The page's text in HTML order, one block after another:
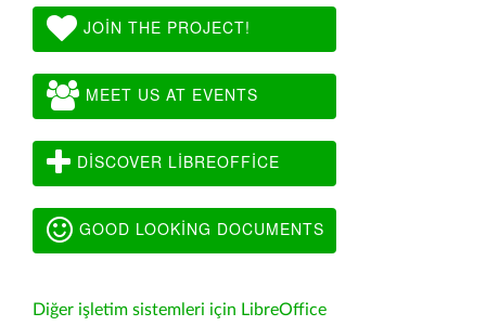
JOIN THE PROJECT!
MEET US AT EVENTS
DISCOVER LIBREOFFICE
GOOD LOOKING DOCUMENTS
Diğer işletim sistemleri için LibreOffice